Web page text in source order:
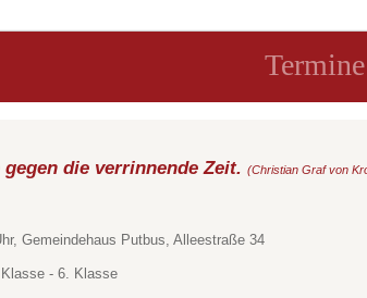
die verrinnende Zeit.(Christian Graf von
Gemeindehaus Putbus, Alleestraße 34
- 6. Klasse